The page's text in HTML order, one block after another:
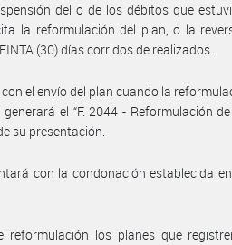
del o de los débitos que
la reformulación del plan, o la
(30) días corridos de realizados.
el envío del plan cuando la
el “F. 2044 - Reformulación
su presentación.
con la condonación establecida
reformulación los planes que